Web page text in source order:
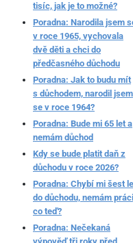
tisíc, jak je to možné?
Poradna: Narodila jsem
v roce 1965, vychovala
dvě děti a chci do
předčasného důchodu
Poradna: Jak to budu mít
s důchodem, narodil jsem
se v roce 1964?
Poradna: Bude mi 65 let a
nemám důchod
Kdy se bude platit daň z
důchodu v roce 2026?
Poradna: Chybí mi šest
do důchodu, nemám
co teď?
Poradna: Nečekaná